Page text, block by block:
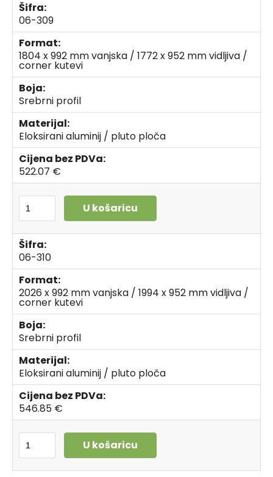
Šifra:
06-309
Format:
1804 x 992 mm vanjska / 1772 x 952 mm vidljiva /
corner kutevi
Boja:
Srebrni profil
Materijal:
Eloksirani aluminij / pluto ploča
Cijena bez PDVa:
522.07 €
U košaricu
Šifra:
06-310
Format:
2026 x 992 mm vanjska / 1994 x 952 mm vidljiva /
corner kutevi
Boja:
Srebrni profil
Materijal:
Eloksirani aluminij / pluto ploča
Cijena bez PDVa:
546.85 €
U košaricu